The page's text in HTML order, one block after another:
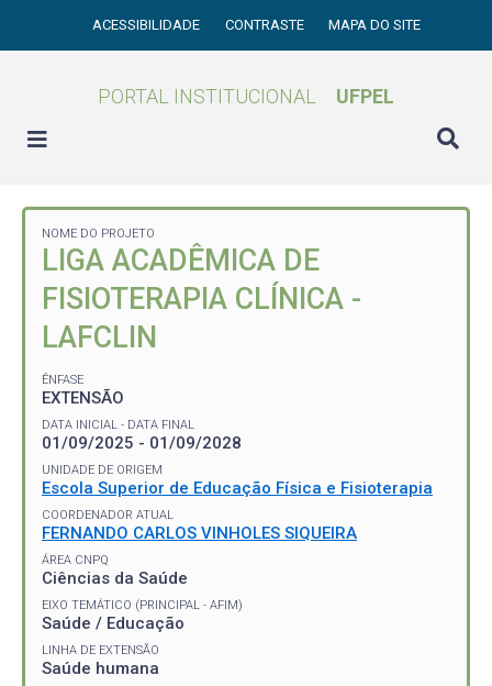
ACESSIBILIDADE CONTRASTE MAPA DO SITE
PORTAL INSTITUCIONAL UFPEL
NOME DO PROJETO
LIGA ACADÊMICA DE
FISIOTERAPIA CLÍNICA -
LAFCLIN
ÊNFASE
EXTENSÃO
DATA INICIAL - DATA FINAL
01/09/2025 - 01/09/2028
UNIDADE DE ORIGEM
Escola Superior de Educação Física e Fisioterapia
COORDENADOR ATUAL
FERNANDO CARLOS VINHOLES SIQUEIRA
ÁREA CNPQ
Ciências da Saúde
EIXO TEMÁTICO (PRINCIPAL - AFIM)
Saúde / Educação
LINHA DE EXTENSÃO
Saúde humana